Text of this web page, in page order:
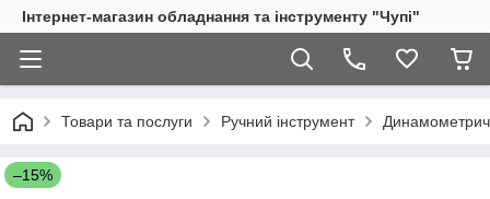
Інтернет-магазин обладнання та інструменту "Чупі"
Товари та послуги Ручний інструмент
–15%